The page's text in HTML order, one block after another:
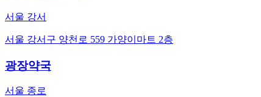
서울 강서
서울 강서구 양천로 559 가양이마트 2층
광장약국
서울 종로